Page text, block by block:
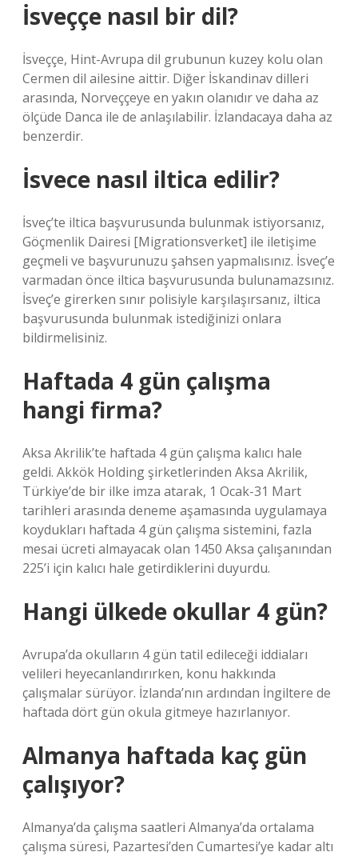
İsveççe nasıl bir dil?
İsveççe, Hint-Avrupa dil grubunun kuzey kolu olan
Cermen dil ailesine aittir. Diğer İskandinav dilleri
arasında, Norveççeye en yakın olanıdır ve daha az
ölçüde Danca ile de anlaşılabilir. İzlandacaya daha az
benzerdir.
İsvece nasıl iltica edilir?
İsveç’te iltica başvurusunda bulunmak istiyorsanız,
Göçmenlik Dairesi [Migrationsverket] ile iletişime
geçmeli ve başvurunuzu şahsen yapmalısınız. İsveç’e
varmadan önce iltica başvurusunda bulunamazsınız.
İsveç’e girerken sınır polisiyle karşılaşırsanız, iltica
başvurusunda bulunmak istediğinizi onlara
bildirmelisiniz.
Haftada 4 gün çalışma
hangi firma?
Aksa Akrilik’te haftada 4 gün çalışma kalıcı hale
geldi. Akkök Holding şirketlerinden Aksa Akrilik,
Türkiye’de bir ilke imza atarak, 1 Ocak-31 Mart
tarihleri ​​arasında deneme aşamasında uygulamaya
koydukları haftada 4 gün çalışma sistemini, fazla
mesai ücreti almayacak olan 1450 Aksa çalışanından
225’i için kalıcı hale getirdiklerini duyurdu.
Hangi ülkede okullar 4 gün?
Avrupa’da okulların 4 gün tatil edileceği iddiaları
velileri heyecanlandırırken, konu hakkında
çalışmalar sürüyor. İzlanda’nın ardından İngiltere de
haftada dört gün okula gitmeye hazırlanıyor.
Almanya haftada kaç gün
çalışıyor?
Almanya’da çalışma saatleri Almanya’da ortalama
çalışma süresi, Pazartesi’den Cumartesi’ye kadar altı